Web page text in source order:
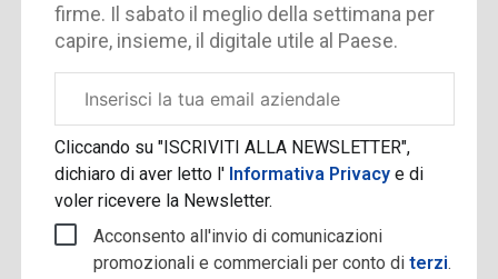
firme. Il sabato il meglio della settimana per
capire, insieme, il digitale utile al Paese.
aziendale
Cliccando su "ISCRIVITI ALLA NEWSLETTER",
dichiaro di aver letto l' Informativa Privacye di
voler ricevere la Newsletter.
Acconsento all'invio di comunicazioni
promozionali e commerciali per conto diterzi.